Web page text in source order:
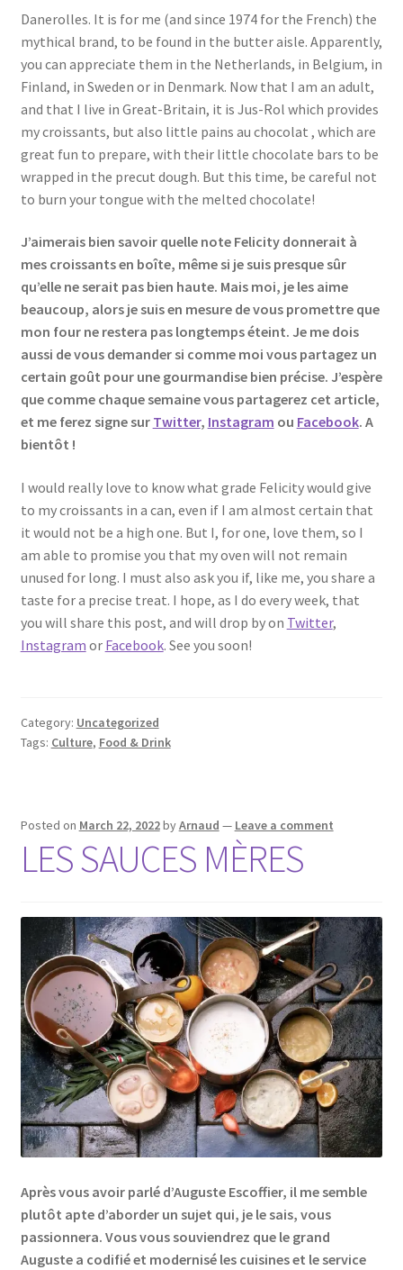
Danerolles. It is for me (and since 1974 for the French) the
mythical brand, to be found in the butter aisle. Apparently,
you can appreciate them in the Netherlands, in Belgium, in
Finland, in Sweden or in Denmark. Now that I am an adult,
and that I live in Great-Britain, it is Jus-Rol which provides
my croissants, but also little pains au chocolat , which are
great fun to prepare, with their little chocolate bars to be
wrapped in the precut dough. But this time, be careful not
to burn your tongue with the melted chocolate!
J’aimerais bien savoir quelle note Felicity donnerait à
mes croissants en boîte, même si je suis presque sûr
qu’elle ne serait pas bien haute. Mais moi, je les aime
beaucoup, alors je suis en mesure de vous promettre que
mon four ne restera pas longtemps éteint. Je me dois
aussi de vous demander si comme moi vous partagez un
certain goût pour une gourmandise bien précise. J’espère
que comme chaque semaine vous partagerez cet article,
et me ferez signe sur Twitter, Instagram ou Facebook. A
bientôt !
I would really love to know what grade Felicity would give
to my croissants in a can, even if I am almost certain that
it would not be a high one. But I, for one, love them, so I
am able to promise you that my oven will not remain
unused for long. I must also ask you if, like me, you share a
taste for a precise treat. I hope, as I do every week, that
you will share this post, and will drop by on Twitter,
Instagram or Facebook. See you soon!
Category: Uncategorized
Tags: Culture, Food & Drink
Posted on March 22, 2022byArnaud — Leave a comment
LES SAUCES MÈRES
Après vous avoir parlé d’Auguste Escoffier, il me semble
plutôt apte d’aborder un sujet qui, je le sais, vous
passionnera. Vous vous souviendrez que le grand
Auguste a codifié et modernisé les cuisines et le service